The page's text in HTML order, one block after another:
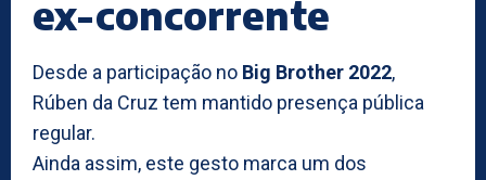
ex-concorrente
Desde a participação no Big Brother 2022,
Rúben da Cruz tem mantido presença pública
regular.
Ainda assim, este gesto marca um dos